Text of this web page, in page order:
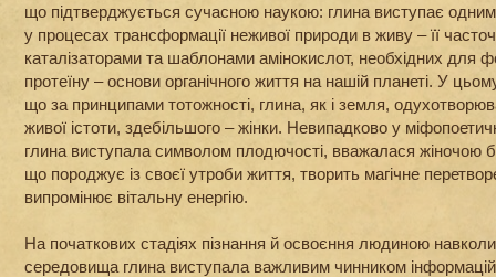
що підтверджується сучасною наукою: глина виступає одним
у процесах трансформації неживої природи в живу – її
каталізаторами та шаблонами амінокислот, необхідних для
протеїну – основи органічного життя на нашій планеті. У
що за принципами тотожності, глина, як і земля,
живої істоти, здебільшого – жінки. Невипадково у
глина виступала символом плодючості, вважалася жіночою
що породжує із своєї утроби життя, творить магічне
випромінює вітальну енергію.
На початкових стадіях пізнання й освоєння людиною
середовища глина виступала важливим чинником